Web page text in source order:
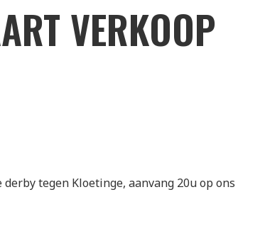
VERKOOP
tegen Kloetinge, aanvang 20u op ons